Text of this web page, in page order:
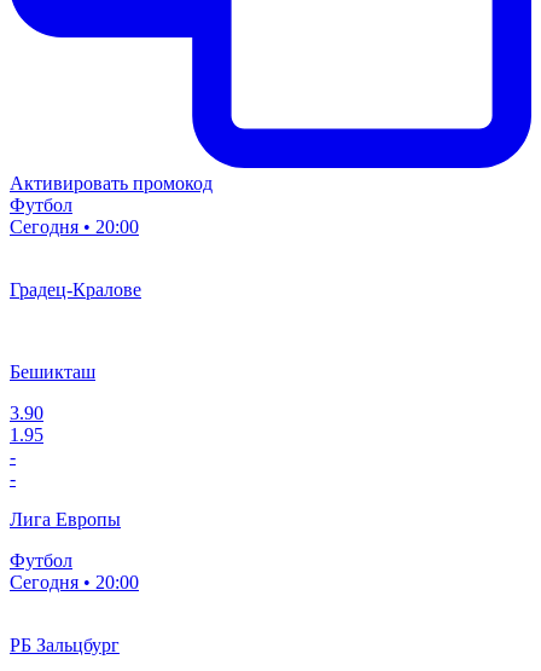
Активировать промокод
Футбол
Сегодня • 20:00
Градец-Кралове
Бешикташ
3.90
1.95
-
-
Лига Европы
Футбол
Сегодня • 20:00
РБ Зальцбург